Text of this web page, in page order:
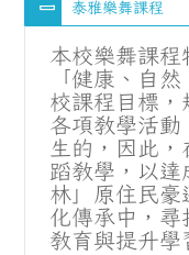
泰雅樂舞課程
本校樂舞課
「健康、自
校課程目標，
各項教學活動
生的，因此
蹈教學，以達
林」原住民
化傳承中，尋
教育與提升學